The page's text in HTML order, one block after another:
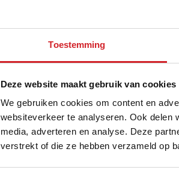
Toestemming
Deze website maakt gebruik van cookies
We gebruiken cookies om content en
websiteverkeer te analyseren. Ook delen
media, adverteren en analyse. Deze
verstrekt of die ze hebben verzameld op
10 augustus 2015| 2 min